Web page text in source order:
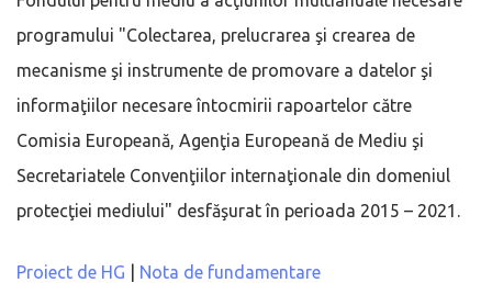
programului "Colectarea, prelucrarea şi crearea de
mecanisme şi instrumente de promovare a datelor şi
informaţiilor necesare întocmirii rapoartelor către
Comisia Europeană, Agenţia Europeană de Mediu şi
Secretariatele Convenţiilor internaţionale din domeniul
protecţiei mediului" desfăşurat în perioada 2015 – 2021.
Proiect de HG Nota de fundamentare